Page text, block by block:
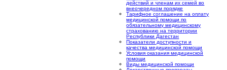
действий и членам их семей во
внеочередном порядке
Тарифное соглашение на оплату
медицинской помощи по
обязательному медицинскому
страхованию на территории
Республики Дагестан
Показатели доступности и
качества медицинской помощи
Условия оказания медицинской
помощи
Виды медицинской помощи